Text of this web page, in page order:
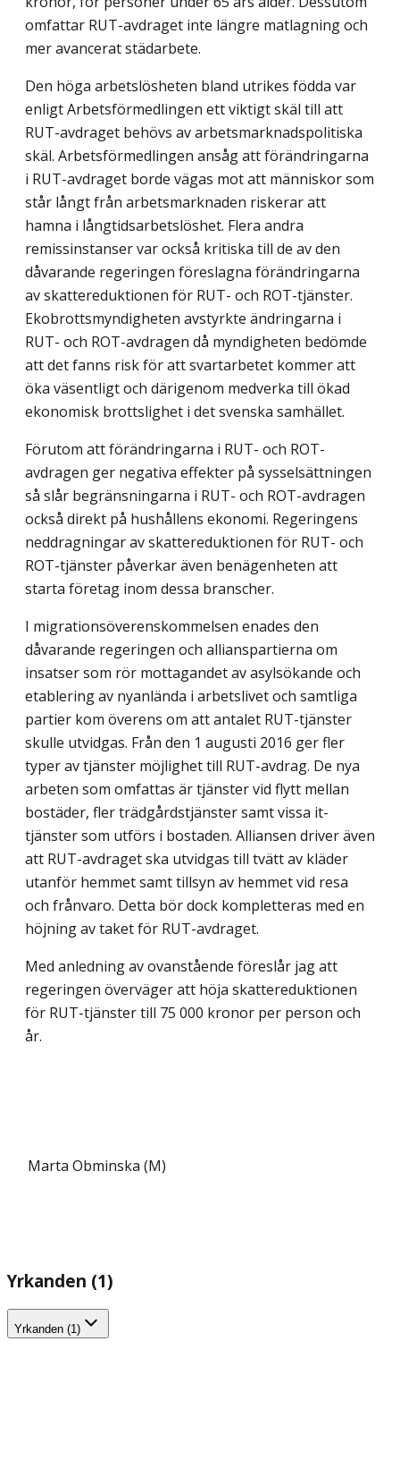
omfattar RUT-avdraget inte längre matlagning och
mer avancerat städarbete.
Den höga arbetslösheten bland utrikes födda var
enligt Arbetsförmedlingen ett viktigt skäl till att
RUT-avdraget behövs av arbetsmarknadspolitiska
skäl. Arbets­förmedlingen ansåg att förändringarna
i RUT-avdraget borde vägas mot att människor som
står långt från arbetsmarknaden riskerar att
hamna i långtidsarbetslöshet. Flera andra
remissinstanser var också kritiska till de av den
dåvarande regeringen föreslagna förändringarna
av skattereduktionen för RUT- och ROT-tjänster.
Ekobrottsmyndigheten avstyrkte ändringarna i
RUT- och ROT-avdragen då myndigheten bedömde
att det fanns risk för att svartarbetet kommer att
öka väsentligt och därigenom medverka till ökad
ekonomisk brottslighet i det svenska samhället.
Förutom att förändringarna i RUT- och ROT-
avdragen ger negativa effekter på sysselsättningen
så slår begränsningarna i RUT- och ROT-avdragen
också direkt på hushållens ekonomi. Regeringens
neddragningar av skattereduktionen för RUT- och
ROT-tjänster påverkar även benägenheten att
starta företag inom dessa branscher.
I migrationsöverenskommelsen enades den
dåvarande regeringen och allians­partierna om
insatser som rör mottagandet av asylsökande och
etablering av nyanlända i arbetslivet och samtliga
partier kom överens om att antalet RUT-tjänster
skulle utvidgas. Från den 1 augusti 2016 ger fler
typer av tjänster möjlighet till RUT-avdrag. De nya
arbeten som omfattas är tjänster vid flytt mellan
bostäder, fler trädgårdstjänster samt vissa it-
tjänster som utförs i bostaden. Alliansen driver även
att RUT-avdraget ska utvidgas till tvätt av kläder
utanför hemmet samt tillsyn av hemmet vid resa
och frånvaro. Detta bör dock kompletteras med en
höjning av taket för RUT-avdraget.
Med anledning av ovanstående föreslår jag att
regeringen överväger att höja skattereduktionen
för RUT-tjänster till 75 000 kronor per person och
år.
Marta Obminska (M)
Yrkanden (1)
Yrkanden (1)